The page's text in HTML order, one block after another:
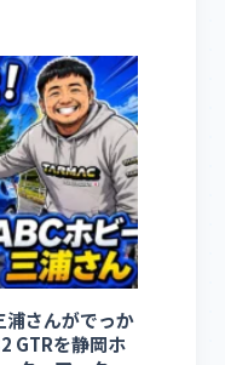
さんがでっか
GTRを静岡ホ